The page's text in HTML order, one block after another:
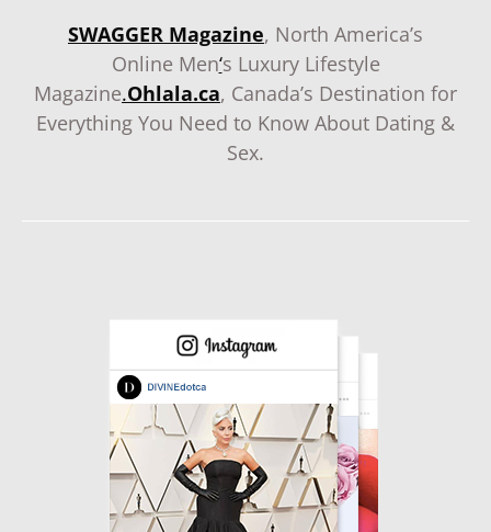
SWAGGER Magazine, North America’s
Online Men‘s Luxury Lifestyle
Magazine.Ohlala.ca, Canada’s Destination for
Everything You Need to Know About Dating &
Sex.